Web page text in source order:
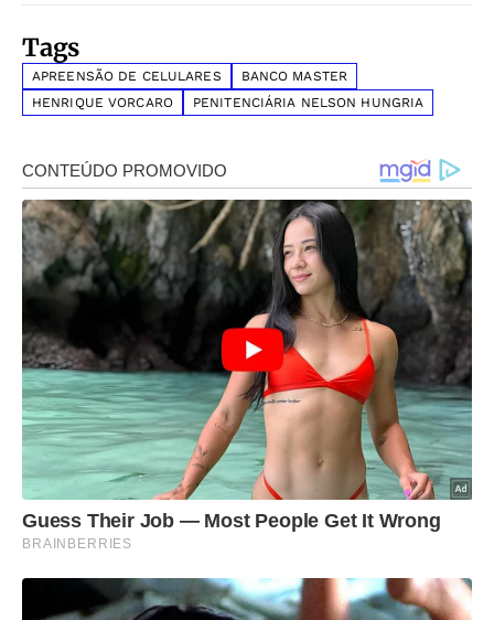
Tags
APREENSÃO DE CELULARES
BANCO MASTER
HENRIQUE VORCARO
PENITENCIÁRIA NELSON HUNGRIA